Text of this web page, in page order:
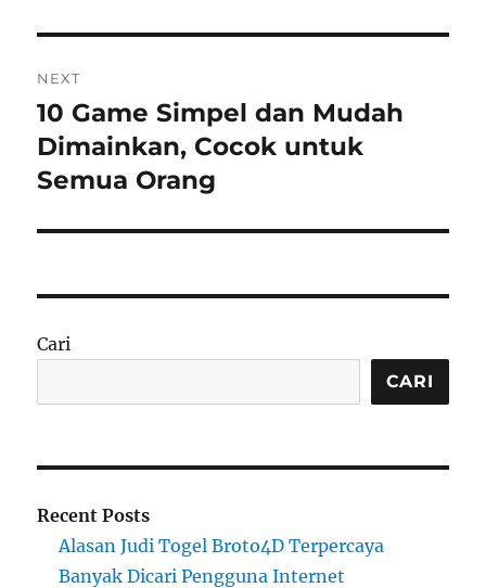
NEXT
Next
post:
10 Game Simpel dan Mudah
Dimainkan, Cocok untuk
Semua Orang
Cari
CARI
Recent Posts
Alasan Judi Togel Broto4D Terpercaya
Banyak Dicari Pengguna Internet